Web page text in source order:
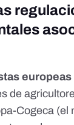
de
Cogeca (el